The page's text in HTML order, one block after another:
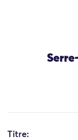
Titre: